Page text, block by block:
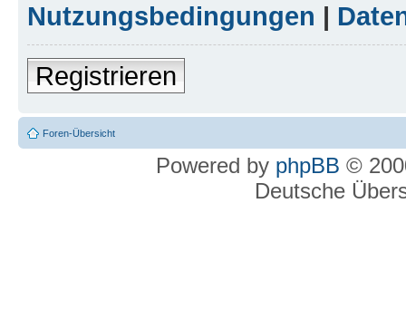
Nutzungsbedingungen |
Registrieren
Foren-Übersicht
Powered by phpBB ©
Deutsche